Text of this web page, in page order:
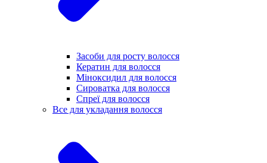
Засоби для росту волосся
Кератин для волосся
Міноксидил для волосся
Сироватка для волосся
Спреї для волосся
Все для укладання волосся